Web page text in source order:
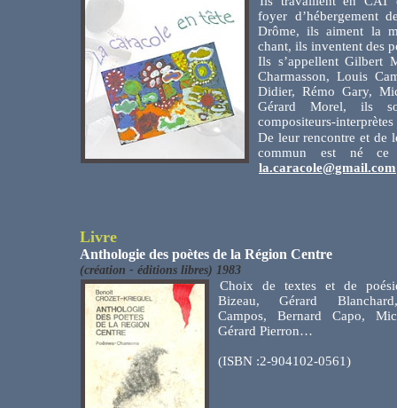
foyer d’hébergement
Drôme, ils aiment la
chant, ils inventent des
Ils s’appellent Gilbert
Charmasson, Louis
Didier, Rémo Gary,
Gérard Morel, ils
compositeurs-interprètes
De leur rencontre et de
commun est né
la.caracole@gmail.com
Livre
Anthologie des poètes de la Région Centre
(création - éditions libres) 1983
Choix de textes et de
Bizeau, Gérard
Campos, Bernard Capo,
Gérard Pierron…
(ISBN :2-904102-0561)